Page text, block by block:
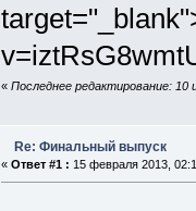
« Последнее редактирование:
Re: Финальный выпуск
« Ответ #1 : 15 февраля 2013,